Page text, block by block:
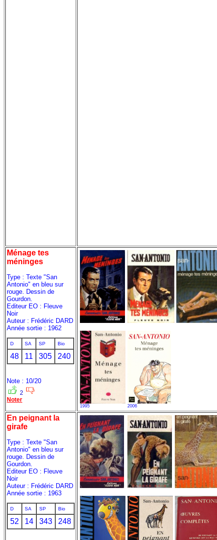
Ménage tes
méninges
Type : Texte "San
Antonio" en bleu sur
rouge. Dessin de
Gourdon.
Editeur EO : Fleuve
Noir
Auteur : Frédéric DARD
Année sortie : 1962
D SA SP Bio
48 11 305 240
Note : 10/20
2
Noter
1995 2006
En peignant la
girafe
Type : Texte "San
Antonio" en bleu sur
rouge. Dessin de
Gourdon.
Editeur EO : Fleuve
Noir
Auteur : Frédéric DARD
Année sortie : 1963
D SA SP Bio
52 14 343 248